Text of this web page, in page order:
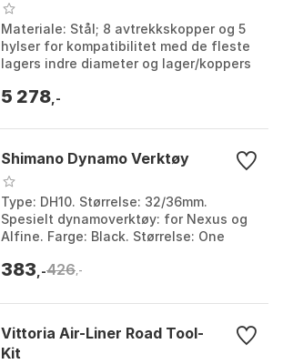
Materiale: Stål; 8 avtrekkskopper og 5
hylser for kompatibilitet med de fleste
lagers indre diameter og lager/koppers
la...
5 278 ,-
Shimano Dynamo Verktøy
Type: DH10. Størrelse: 32/36mm.
Spesielt dynamoverktøy: for Nexus og
Alfine. Farge: Black. Størrelse: One
383 ,-426 ,-
Vittoria Air-Liner Road Tool-
Kit